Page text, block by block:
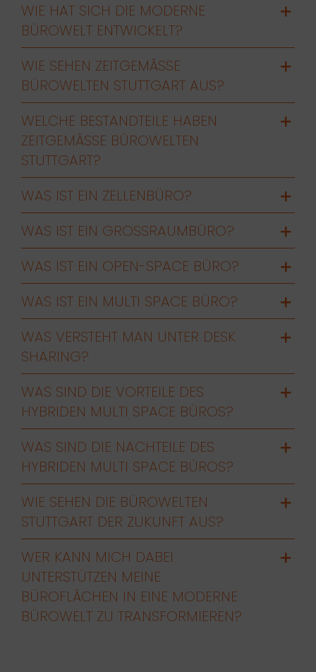
WIE HAT SICH DIE MODERNE
BÜROWELT ENTWICKELT?
WIE SEHEN ZEITGEMÄSSE B
ÜROWELTEN STUTTGART AUS?
WELCHE BESTANDTEILE HABEN
ZEITGEMÄSSE BÜROWELTEN S
TUTTGART?
WAS IST EIN ZELLENBÜRO?
WAS IST EIN GROSSRAUMBÜRO?
WAS IST EIN OPEN-SPACE BÜRO?
WAS IST EIN MULTI SPACE BÜRO?
WAS VERSTEHT MAN UNTER DESK
SHARING?
WAS SIND DIE VORTEILE DES
HYBRIDEN MULTI SPACE BÜROS?
WAS SIND DIE NACHTEILE DES
HYBRIDEN MULTI SPACE BÜROS?
WIE SEHEN DIE BÜROWELTEN
STUTTGART DER ZUKUNFT AUS?
WER KANN MICH DABEI
UNTERSTÜTZEN MEINE
BÜROFLÄCHEN IN EINE MODERNE
BÜROWELT ZU TRANSFORMIEREN?